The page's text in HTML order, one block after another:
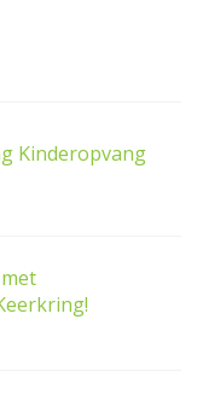
Kinderopvang